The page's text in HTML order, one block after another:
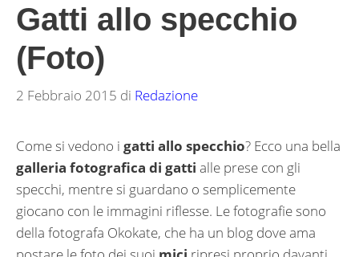
Gatti allo specchio
(Foto)
2 Febbraio 2015 di Redazione
Come si vedono i gatti allo specchio? Ecco una bella
galleria fotografica di gatti alle prese con gli
specchi, mentre si guardano o semplicemente
giocano con le immagini riflesse. Le fotografie sono
della fotografa Okokate, che ha un blog dove ama